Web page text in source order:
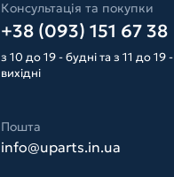
Консультація та покупки
+38 (093) 151 67 38
з 10 до 19 - будні та з 11 до 19 -
вихідні
Пошта
info@uparts.in.ua